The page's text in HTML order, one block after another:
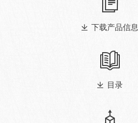
下载产品信息
目录